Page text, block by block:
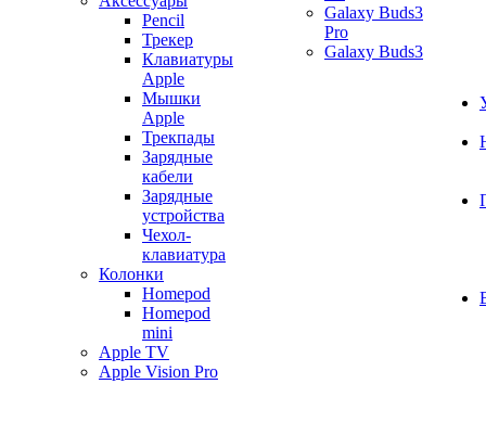
Pencil
Трекер
Клавиатуры
Apple
Мышки
Apple
Трекпады
Зарядные
кабели
Зарядные
устройства
Чехол-
клавиатура
Колонки
Homepod
Homepod
mini
Apple TV
Apple Vision Pro
Galaxy Buds3
Pro
Galaxy Buds3